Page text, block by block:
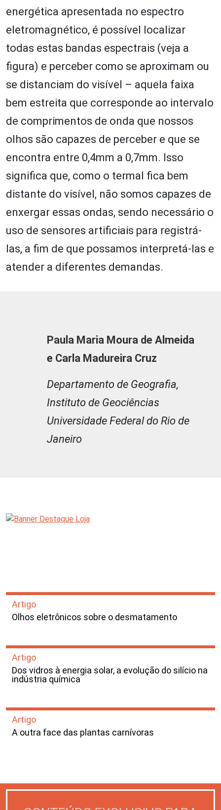
energética apresentada no espectro
eletromagnético, é possível localizar
todas estas bandas espectrais (veja a
figura) e perceber como se aproximam ou
se distanciam do visível – aquela faixa
bem estreita que corresponde ao intervalo
de comprimentos de onda que nossos
olhos são capazes de perceber e que se
encontra entre 0,4mm a 0,7mm. Isso
significa que, como o termal fica bem
distante do visível, não somos capazes de
enxergar essas ondas, sendo necessário o
uso de sensores artificiais para registrá-
las, a fim de que possamos interpretá-las e
atender a diferentes demandas.
Paula Maria Moura de Almeida
e Carla Madureira Cruz
Departamento de Geografia,
Instituto de Geociências
Universidade Federal do Rio de
Janeiro
Artigo
Olhos eletrônicos sobre o desmatamento
Artigo
Dos vidros à energia solar, a evolução do silício na
indústria química
Artigo
A outra face das plantas carnívoras